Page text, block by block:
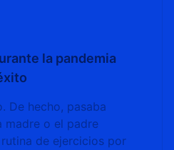
la pandemia
De hecho, pasaba
madre o el padre
de ejercicios por